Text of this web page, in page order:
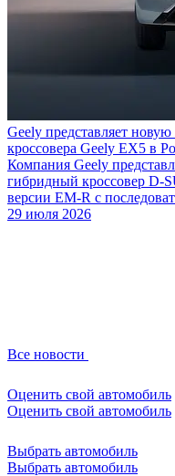
Geely представляет
кроссовера Geely EX5 в
Компания Geely
гибридный кроссовер D-
версии EM-R с
29 июля 2026
Все новости
Оценить свой автомобиль
Оценить свой автомобиль
Выбрать автомобиль
Выбрать автомобиль